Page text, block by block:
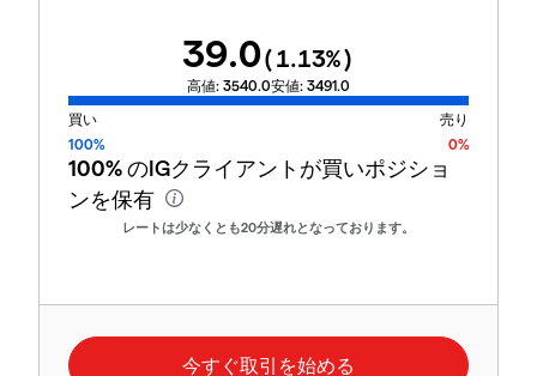
39.0(1.13%)
高値: 3540.0安値: 3491.0
買い
売り
100%
0%
100%のIGクライアントが買いポジショ
ンを保有
レートは少なくとも20分遅れとなっております。